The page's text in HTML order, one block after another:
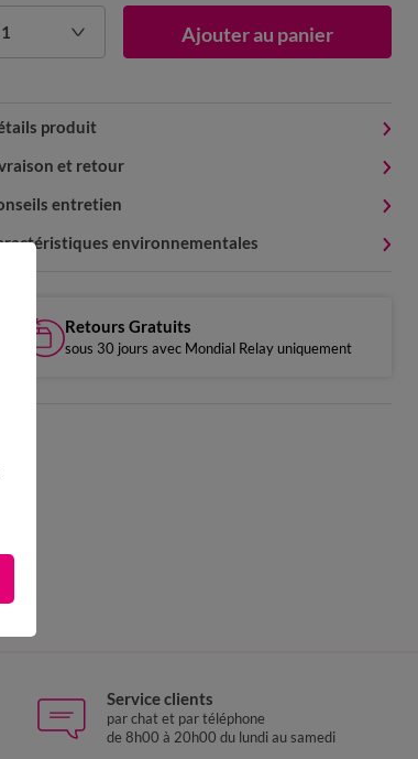
1 Ajouter au panier
produit
et retour
entretien
environnementales
Retours Gratuits
sous 30 jours avec Mondial Relay uniquement
Service clients
par chat et par téléphone
de 8h00 à 20h00 du lundi au samedi